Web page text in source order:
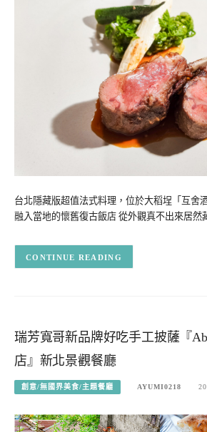
台北隱藏版超值法式料理，位於大稻埕「互舍
融入當地的懷舊復古飯店 從外觀真不出來居然
CONTINUE READING
瑞芳寬哥新品牌好吃手工披薩『
店』新北景觀餐廳
創意/無國界美食/主題餐廳 AYUMI0218